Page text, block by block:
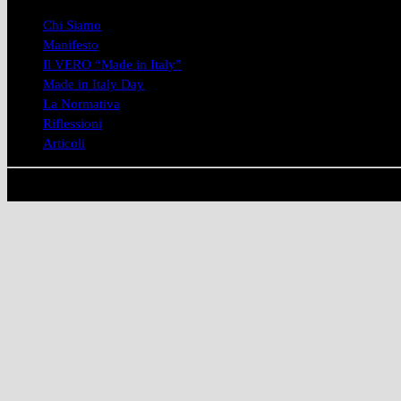
Chi Siamo
Manifesto
Il VERO “Made in Italy”
Made in Italy Day
La Normativa
Riflessioni
Articoli